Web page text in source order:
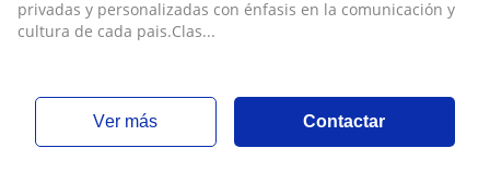
privadas y personalizadas con énfasis en la comunicación y
cultura de cada pais.Clas...
ver más Contactar